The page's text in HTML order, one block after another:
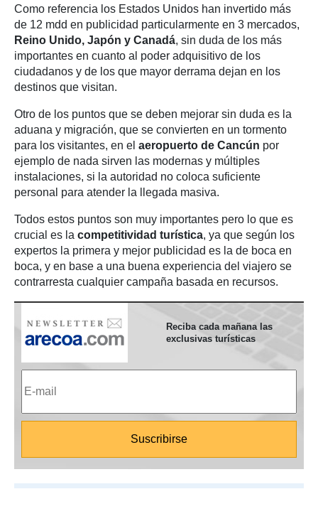
Como referencia los Estados Unidos han invertido más
de 12 mdd en publicidad particularmente en 3 mercados,
Reino Unido, Japón y Canadá, sin duda de los más
importantes en cuanto al poder adquisitivo de los
ciudadanos y de los que mayor derrama dejan en los
destinos que visitan.
Otro de los puntos que se deben mejorar sin duda es la
aduana y migración, que se convierten en un tormento
para los visitantes, en el aeropuerto de Cancún por
ejemplo de nada sirven las modernas y múltiples
instalaciones, si la autoridad no coloca suficiente
personal para atender la llegada masiva.
Todos estos puntos son muy importantes pero lo que es
crucial es la competitividad turística, ya que según los
expertos la primera y mejor publicidad es la de boca en
boca, y en base a una buena experiencia del viajero se
contrarresta cualquier campaña basada en recursos.
Reciba cada mañana las
exclusivas turísticas